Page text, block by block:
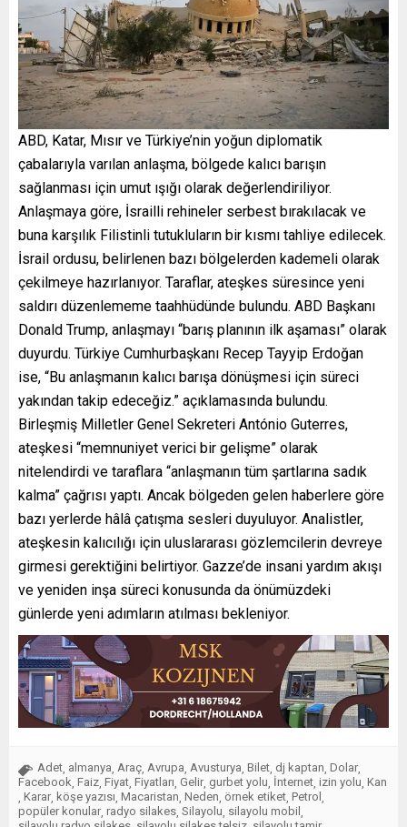
ABD, Katar, Mısır ve Türkiye’nin yoğun diplomatik
çabalarıyla varılan anlaşma, bölgede kalıcı barışın
sağlanması için umut ışığı olarak değerlendiriliyor.
Anlaşmaya göre, İsrailli rehineler serbest bırakılacak ve
buna karşılık Filistinli tutukluların bir kısmı tahliye edilecek.
İsrail ordusu, belirlenen bazı bölgelerden kademeli olarak
çekilmeye hazırlanıyor. Taraflar, ateşkes süresince yeni
saldırı düzenlememe taahhüdünde bulundu. ABD Başkanı
Donald Trump, anlaşmayı “barış planının ilk aşaması” olarak
duyurdu. Türkiye Cumhurbaşkanı Recep Tayyip Erdoğan
ise, “Bu anlaşmanın kalıcı barışa dönüşmesi için süreci
yakından takip edeceğiz.” açıklamasında bulundu.
Birleşmiş Milletler Genel Sekreteri António Guterres,
ateşkesi “memnuniyet verici bir gelişme” olarak
nitelendirdi ve taraflara “anlaşmanın tüm şartlarına sadık
kalma” çağrısı yaptı. Ancak bölgeden gelen haberlere göre
bazı yerlerde hâlâ çatışma sesleri duyuluyor. Analistler,
ateşkesin kalıcılığı için uluslararası gözlemcilerin devreye
girmesi gerektiğini belirtiyor. Gazze’de insani yardım akışı
ve yeniden inşa süreci konusunda da önümüzdeki
günlerde yeni adımların atılması bekleniyor.
Adet almanya Araç Avrupa Avusturya Bilet dj kaptan Dolar
Facebook Faiz Fiyat Fiyatları Gelir gurbet yolu İnternet izin yolu Kan
Karar köşe yazısı Macaristan Neden örnek etiket Petrol
popüler konular radyo silakes Silayolu silayolu mobil